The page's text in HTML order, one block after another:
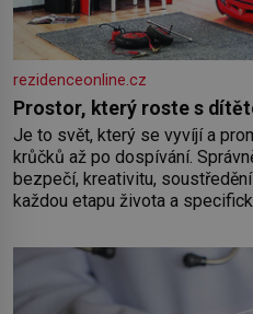
rezidenceonline.cz
Prostor, který roste s
Je to svět, který se vyvíjí a
krůčků až po dospívání.
bezpečí, kreativitu,
každou etapu života a
by pokoj miminka měl působit
Předškolní věk je